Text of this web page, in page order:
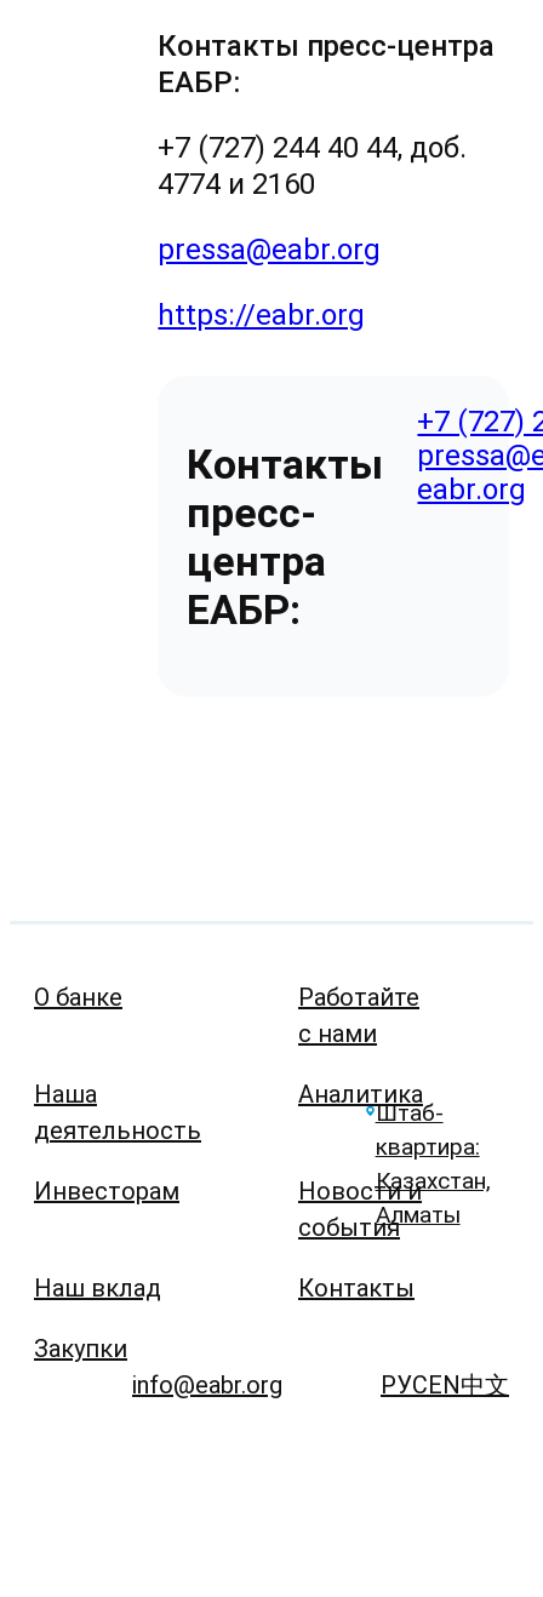
Контакты пресс-центра
ЕАБР:
+7 (727) 244 40 44, доб.
4774 и 2160
pressa@eabr.org
https://eabr.org
Контакты
пресс-
центра
ЕАБР:
+7 (727)
eabr.org
О банке
Наша
деятельность
Инвесторам
Наш вклад
Закупки
Работайте
с нами
Аналитика
Новости и
события
Контакты
Штаб-
квартира:
Казахстан,
Алматы
info@eabr.org РУСEN中文